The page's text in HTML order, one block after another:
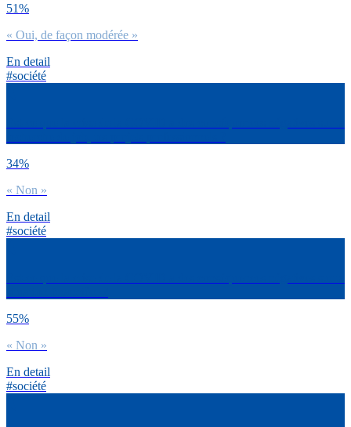
51%
« Oui, de façon modérée »
En detail
#société
34%
« Non »
En detail
#société
55%
« Non »
En detail
#société